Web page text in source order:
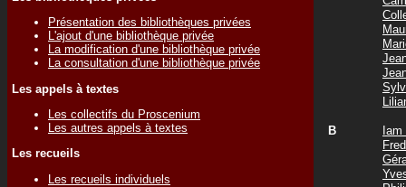
Présentation des bibliothèques privées
L'ajout d'une bibliothèque privée
La modification d'une bibliothèque privée
La consultation d'une bibliothèque privée
Les appels à textes
Les collectifs du Proscenium
Les autres appels à textes
Les recueils
Les recueils individuels
B
Iam